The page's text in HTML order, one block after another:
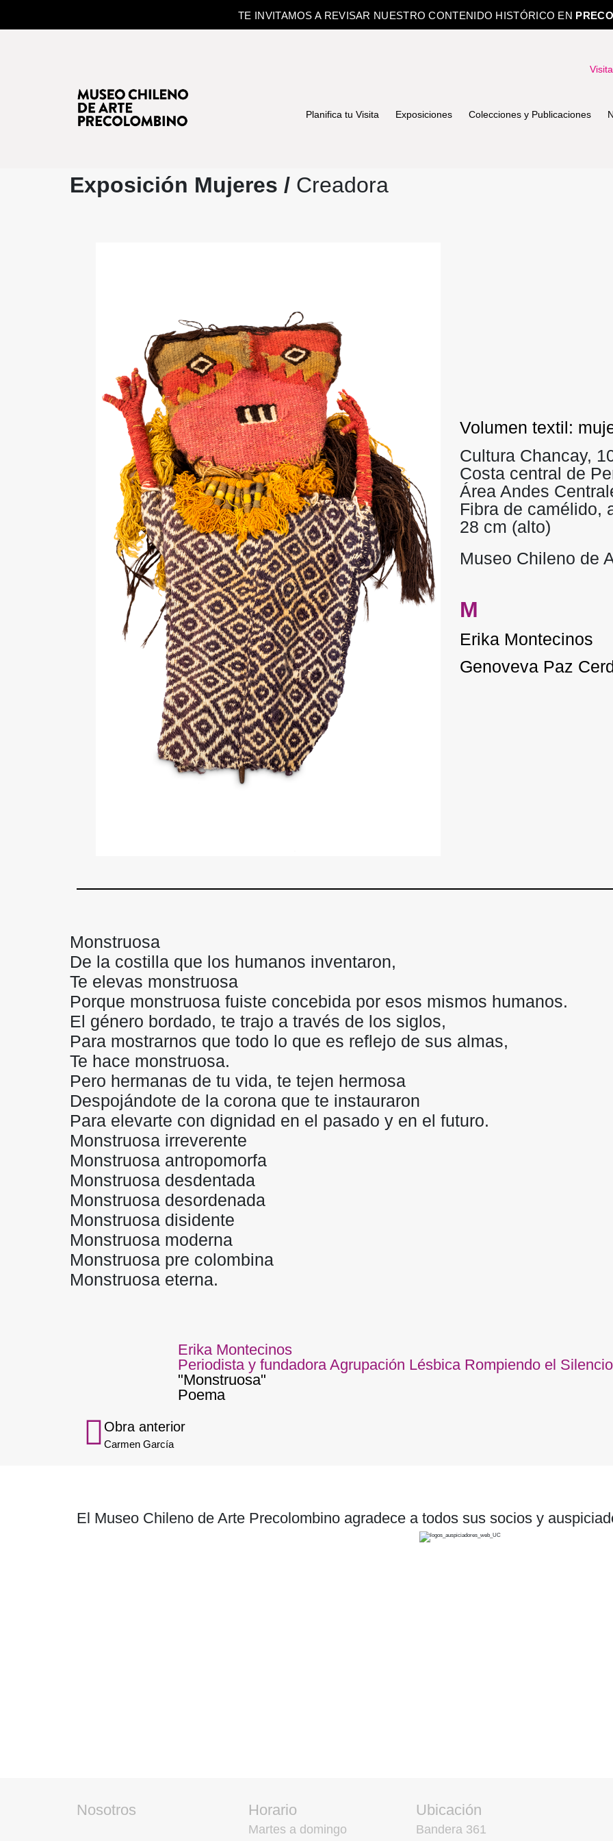
TE INVITAMOS A REVISAR NUESTRO CONTENIDO HISTÓRICO EN
Planifica tu Visita Exposiciones Colecciones y Publicaciones
Exposición Mujeres / Creadora
Volumen textil:
Cultura Chancay,
Costa central de
Área Andes
Fibra de camélido,
28 cm (alto)
Museo Chileno de
M
Erika Montecinos
Genoveva Paz
Monstruosa
De la costilla que los humanos inventaron,
Te elevas monstruosa
Porque monstruosa fuiste concebida por esos mismos humanos.
El género bordado, te trajo a través de los siglos,
Para mostrarnos que todo lo que es reflejo de sus almas,
Te hace monstruosa.
Pero hermanas de tu vida, te tejen hermosa
Despojándote de la corona que te instauraron
Para elevarte con dignidad en el pasado y en el futuro.
Monstruosa irreverente
Monstruosa antropomorfa
Monstruosa desdentada
Monstruosa desordenada
Monstruosa disidente
Monstruosa moderna
Monstruosa pre colombina
Monstruosa eterna.
Erika Montecinos
Periodista y fundadora Agrupación Lésbica Rompiendo el Silencio
"Monstruosa"
Poema
Obra anterior
Carmen García
El Museo Chileno de Arte Precolombino agradece a todos sus socios y
Nosotros Horario
Martes a domingo
Ubicación
Bandera 361